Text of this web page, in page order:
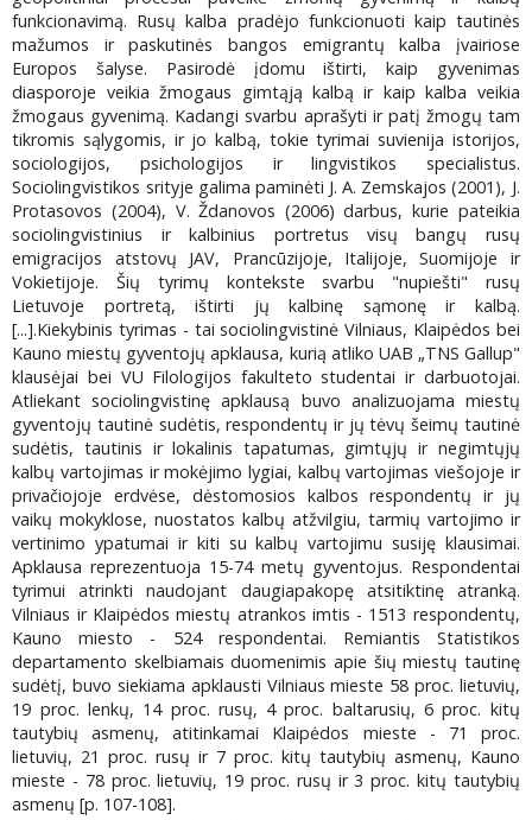
funkcionavimą. Rusų kalba pradėjo funkcionuoti kaip tautinės
mažumos ir paskutinės bangos emigrantų kalba įvairiose
Europos šalyse. Pasirodė įdomu ištirti, kaip gyvenimas
diasporoje veikia žmogaus gimtąją kalbą ir kaip kalba veikia
žmogaus gyvenimą. Kadangi svarbu aprašyti ir patį žmogų tam
tikromis sąlygomis, ir jo kalbą, tokie tyrimai suvienija istorijos,
sociologijos, psichologijos ir lingvistikos specialistus.
Sociolingvistikos srityje galima paminėti J. A. Zemskajos (2001), J.
Protasovos (2004), V. Ždanovos (2006) darbus, kurie pateikia
sociolingvistinius ir kalbinius portretus visų bangų rusų
emigracijos atstovų JAV, Prancūzijoje, Italijoje, Suomijoje ir
Vokietijoje. Šių tyrimų kontekste svarbu "nupiešti" rusų
Lietuvoje portretą, ištirti jų kalbinę sąmonę ir kalbą.
[...].Kiekybinis tyrimas - tai sociolingvistinė Vilniaus, Klaipėdos bei
Kauno miestų gyventojų apklausa, kurią atliko UAB „TNS Gallup"
klausėjai bei VU Filologijos fakulteto studentai ir darbuotojai.
Atliekant sociolingvistinę apklausą buvo analizuojama miestų
gyventojų tautinė sudėtis, respondentų ir jų tėvų šeimų tautinė
sudėtis, tautinis ir lokalinis tapatumas, gimtųjų ir negimtųjų
kalbų vartojimas ir mokėjimo lygiai, kalbų vartojimas viešojoje ir
privačiojoje erdvėse, dėstomosios kalbos respondentų ir jų
vaikų mokyklose, nuostatos kalbų atžvilgiu, tarmių vartojimo ir
vertinimo ypatumai ir kiti su kalbų vartojimu susiję klausimai.
Apklausa reprezentuoja 15-74 metų gyventojus. Respondentai
tyrimui atrinkti naudojant daugiapakopę atsitiktinę atranką.
Vilniaus ir Klaipėdos miestų atrankos imtis - 1513 respondentų,
Kauno miesto - 524 respondentai. Remiantis Statistikos
departamento skelbiamais duomenimis apie šių miestų tautinę
sudėtį, buvo siekiama apklausti Vilniaus mieste 58 proc. lietuvių,
19 proc. lenkų, 14 proc. rusų, 4 proc. baltarusių, 6 proc. kitų
tautybių asmenų, atitinkamai Klaipėdos mieste - 71 proc.
lietuvių, 21 proc. rusų ir 7 proc. kitų tautybių asmenų, Kauno
mieste - 78 proc. lietuvių, 19 proc. rusų ir 3 proc. kitų tautybių
asmenų [p. 107-108].